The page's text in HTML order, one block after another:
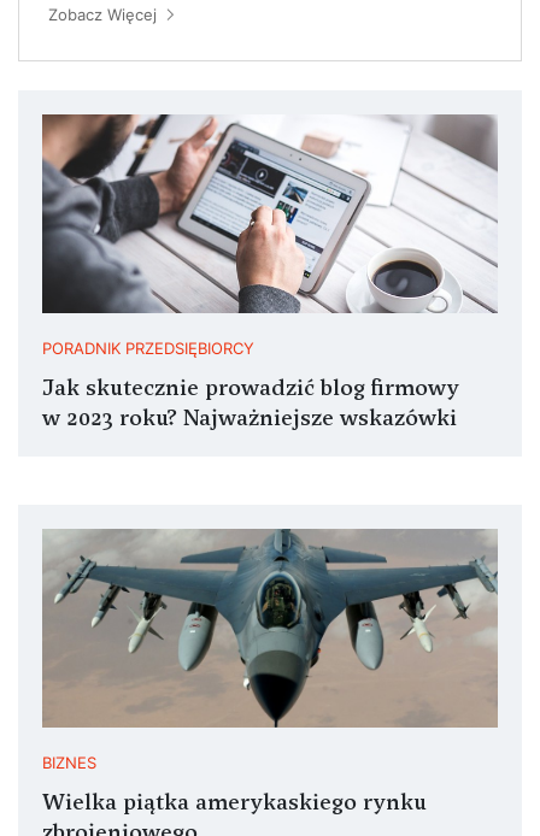
Zobacz Więcej
PORADNIK PRZEDSIĘBIORCY
Jak skutecznie prowadzić blog firmowy
w 2023 roku? Najważniejsze wskazówki
BIZNES
Wielka piątka amerykaskiego rynku